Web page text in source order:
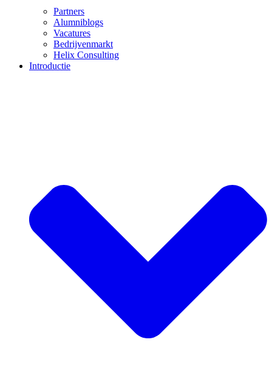
Partners
Alumniblogs
Vacatures
Bedrijvenmarkt
Helix Consulting
Introductie